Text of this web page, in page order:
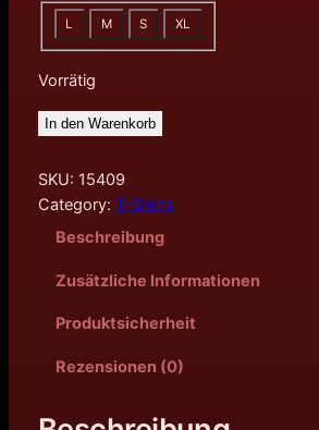
L M S XL
Vorrätig
In den Warenkorb
SKU: 15409
Category: T-Shirts
Beschreibung
Zusätzliche Informationen
Produktsicherheit
Rezensionen (0)